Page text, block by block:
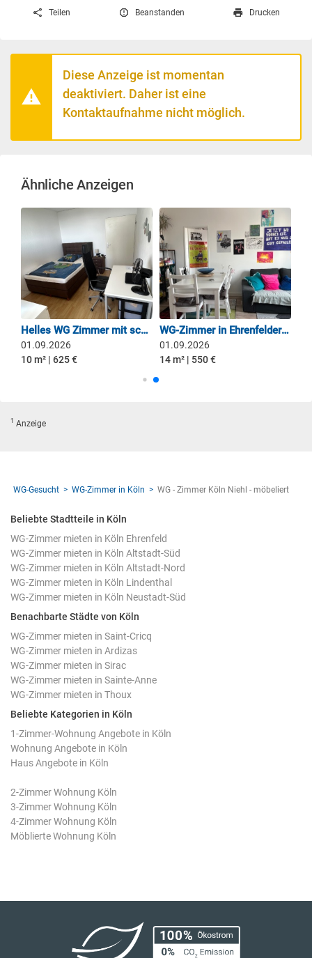
Teilen Beanstanden Drucken
Diese Anzeige ist momentan
deaktiviert. Daher ist eine
Kontaktaufnahme nicht möglich.
Ähnliche Anzeigen
Helles WG Zimmer mit schöner Aussicht
01.09.2026
10 m² | 625 €
01.09.2026
14 m² | 550 €
1 Anzeige
WG-Gesucht WG-Zimmer in Köln WG - Zimmer Köln Niehl - möbeliert
Beliebte Stadtteile in Köln
WG-Zimmer mieten in Köln Ehrenfeld
WG-Zimmer mieten in Köln Altstadt-Süd
WG-Zimmer mieten in Köln Altstadt-Nord
WG-Zimmer mieten in Köln Lindenthal
WG-Zimmer mieten in Köln Neustadt-Süd
Benachbarte Städte von Köln
WG-Zimmer mieten in Saint-Cricq
WG-Zimmer mieten in Ardizas
WG-Zimmer mieten in Sirac
WG-Zimmer mieten in Sainte-Anne
WG-Zimmer mieten in Thoux
Beliebte Kategorien in Köln
1-Zimmer-Wohnung Angebote in Köln
Wohnung Angebote in Köln
Haus Angebote in Köln
2-Zimmer Wohnung Köln
3-Zimmer Wohnung Köln
4-Zimmer Wohnung Köln
Möblierte Wohnung Köln